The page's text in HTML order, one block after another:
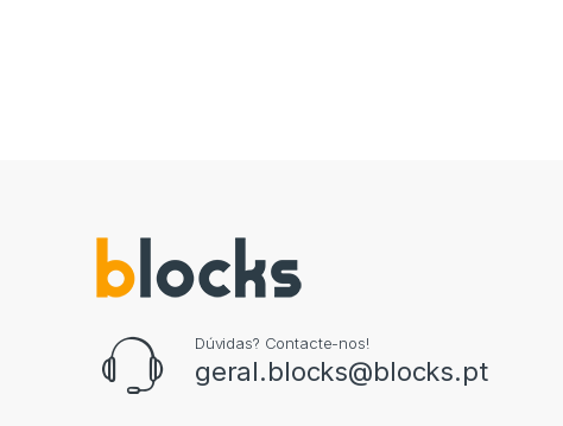
Dúvidas? Contacte-nos!
geral.blocks@blocks.pt